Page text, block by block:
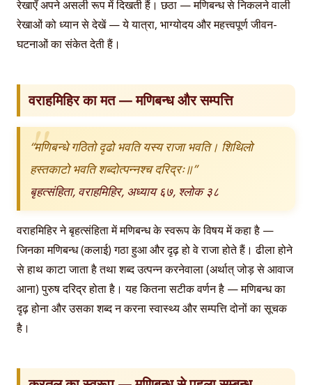
रेखाएँ अपने असली रूप में दिखती हैं। छठा — मणिबन्ध से निकलने वाली
रेखाओं को ध्यान से देखें — ये यात्रा, भाग्योदय और महत्त्वपूर्ण जीवन-
घटनाओं का संकेत देती हैं।
वराहमिहिर का मत — मणिबन्ध और सम्पत्ति
“मणिबन्धे गठितो दृढो भवति यस्य राजा भवति। शिथिलो
हस्तकाटो भवति शब्दोत्पन्नश्च दरिद्रः॥”
बृहत्संहिता, वराहमिहिर, अध्याय ६७, श्लोक ३८
वराहमिहिर ने बृहत्संहिता में मणिबन्ध के स्वरूप के विषय में कहा है —
जिनका मणिबन्ध (कलाई) गठा हुआ और दृढ़ हो वे राजा होते हैं। ढीला होने
से हाथ काटा जाता है तथा शब्द उत्पन्न करनेवाला (अर्थात् जोड़ से आवाज
आना) पुरुष दरिद्र होता है। यह कितना सटीक वर्णन है — मणिबन्ध का
दृढ़ होना और उसका शब्द न करना स्वास्थ्य और सम्पत्ति दोनों का सूचक
है।